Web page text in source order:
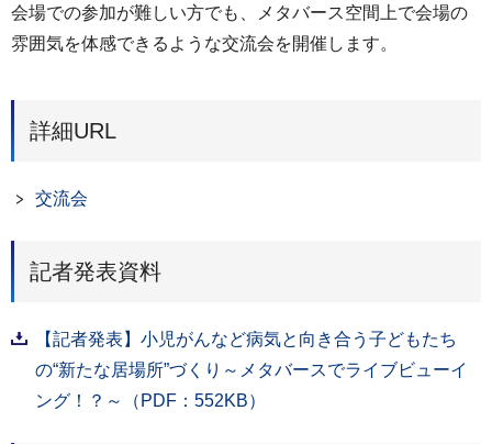
会場での参加が難しい方でも、メタバース空間上で会場の
雰囲気を体感できるような交流会を開催します。
詳細URL
交流会
記者発表資料
【記者発表】小児がんなど病気と向き合う子どもたち
の“新たな居場所”づくり～メタバースでライブビューイ
ング！？～（PDF：552KB）